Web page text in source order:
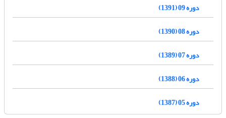
دوره 09 (1391)
دوره 08 (1390)
دوره 07 (1389)
دوره 06 (1388)
دوره 05 (1387)